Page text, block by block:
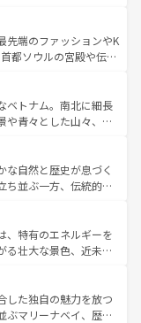
。
、サーフィンやダイ
ア好きにはたまらな
存分に味わいつくそ
部など、都市の喧騒
れる人に新しい発見と
深い台湾の食文化も魅
ラエティ豊かな料理
報は コンテンツ一覧を参
先端のファッションやK
都ソウルの宮殿や伝統
然美を楽しむことが
品のストリートフード
いる。夜には、韓国な
魅力を心ゆくまで味
新着の韓国情報はコンテンツ一
ベトナム。南北に細長
や青々とした山々、世
イの古い町並みやホ
物も、独特の雰囲気を
の豊かさとおいしさで
コーヒーなどは、ぜ
れてもあたたかい人々
と忘れられない旅にな
な自然と歴史が息づく
ち並ぶ一方、伝統的な
ンマイなどの山岳地
ケットやクラビの美し
とができる。タイ料理
節にも異なる楽しみ
人々、仏教を中心とし
訪れる旅人を魅了し続
、特有のエネルギーを
る壮大な景色、近未来
光スポットが密集し
のも魅力。息をのむよ
港を存分に楽しみ尽く
した独自の魅力を放つ
ぶマリーナベイ、歴史